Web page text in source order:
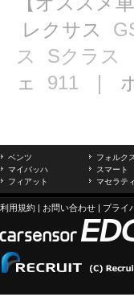
レクサス
ス
Sクラス
ェ 911 ｜
ベンツ フォルク
マイバッハ
スマート
フィアット
マセラティ
利用規約 | お問い合わせ | プライ